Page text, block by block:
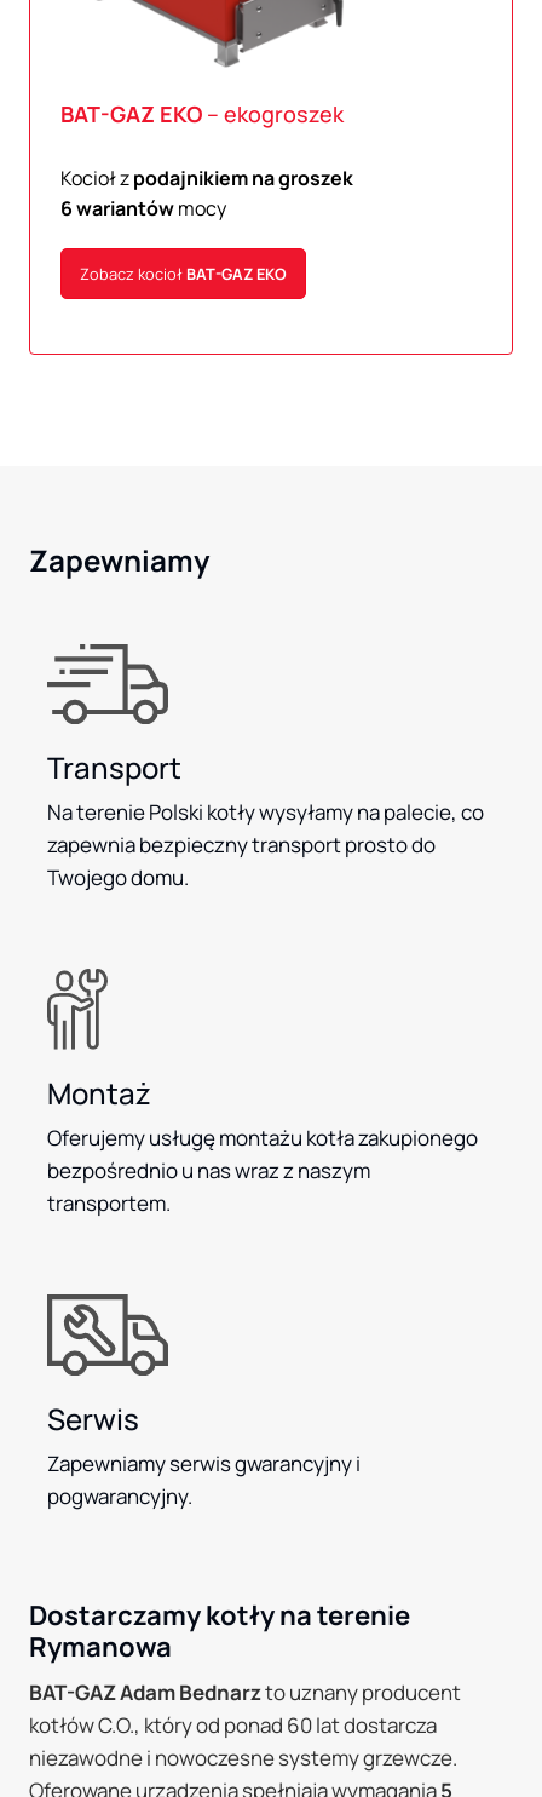
BAT-GAZ EKO – ekogroszek
Kocioł zpodajnikiem na groszek
6 wariantówmocy
Zobacz kociołBAT-GAZEKO
Zapewniamy
Transport
Na terenie Polski kotły wysyłamy na palecie, co
zapewnia bezpieczny transport prosto do
Twojego domu.
Montaż
Oferujemy usługę montażu kotła zakupionego
bezpośrednio u nas wraz z naszym
transportem.
Serwis
Zapewniamy serwis gwarancyjny i
pogwarancyjny.
Dostarczamy kotły na terenie
Rymanowa
BAT-GAZ Adam Bednarzto uznany producent
kotłów C.O., który od ponad 60 lat dostarcza
niezawodne i nowoczesne systemy grzewcze.
Oferowane urządzenia spełniają wymagania5